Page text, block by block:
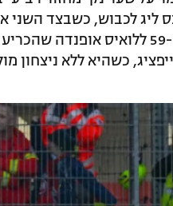
ליג לכבוש, כשבצד השני
מההרכב ובישל בדקה ה-59
ללא ניצחון מולה מאז מרץ 2015